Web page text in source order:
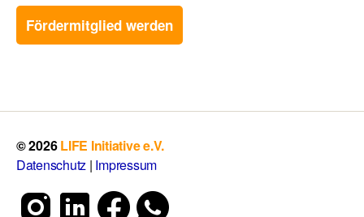
Fördermitglied werden
© 2026LIFE Initiative e.V.
Datenschutz | Impressum